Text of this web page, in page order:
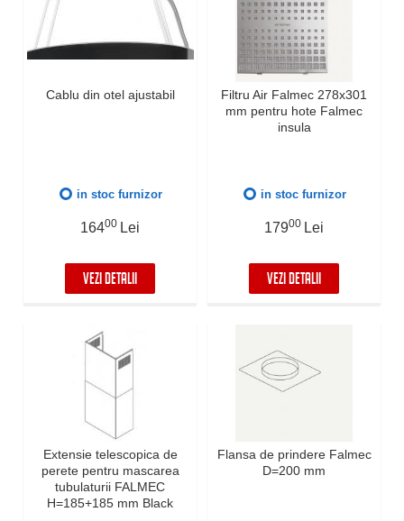
Cablu din otel ajustabil
in stoc furnizor
16400 Lei
VEZI DETALII
Filtru Air Falmec 278x301
mm pentru hote Falmec
insula
in stoc furnizor
17900 Lei
VEZI DETALII
Extensie telescopica de
perete pentru mascarea
tubulaturii FALMEC
H=185+185 mm Black
Flansa de prindere Falmec
D=200 mm